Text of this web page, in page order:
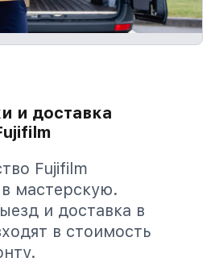
и доставка
Fujifilm
в мастерскую.
и доставка в
в стоимость